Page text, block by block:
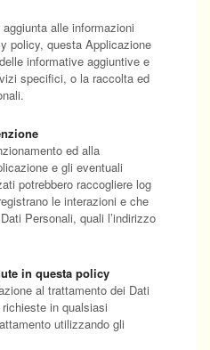
alle informazioni
policy, questa Applicazione
informative aggiuntive e
specifici, o la raccolta ed
ed alla
e gli eventuali
potrebbero raccogliere log
le interazioni e che
Personali, quali l’indirizzo
in questa policy
al trattamento dei Dati
in qualsiasi
utilizzando gli